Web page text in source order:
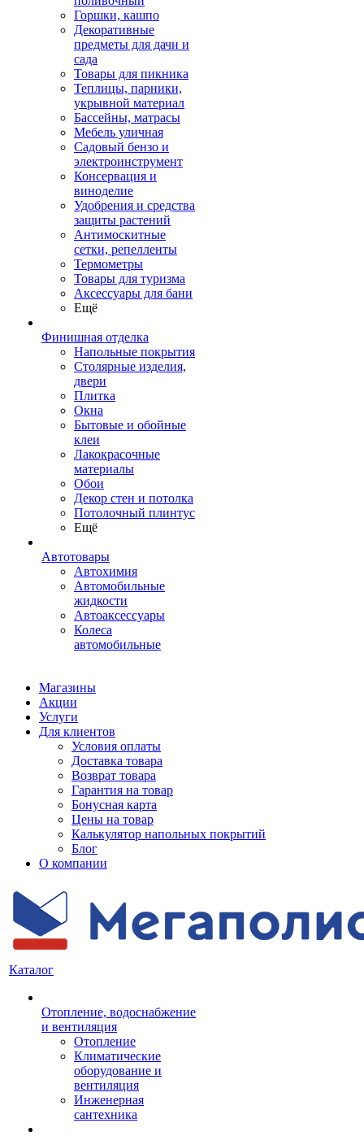
Горшки, кашпо
Декоративные
предметы для дачи и
сада
Товары для пикника
Теплицы, парники,
укрывной материал
Бассейны, матрасы
Мебель уличная
Садовый бензо и
электроинструмент
Консервация и
виноделие
Удобрения и средства
защиты растений
Антимоскитные
сетки, репелленты
Термометры
Товары для туризма
Аксессуары для бани
Ещё
Финишная отделка
Напольные покрытия
Столярные изделия,
двери
Плитка
Окна
Бытовые и обойные
клеи
Лакокрасочные
материалы
Обои
Декор стен и потолка
Потолочный плинтус
Ещё
Автотовары
Автохимия
Автомобильные
жидкости
Автоаксессуары
Колеса
автомобильные
Магазины
Акции
Услуги
Для клиентов
Условия оплаты
Доставка товара
Возврат товара
Гарантия на товар
Бонусная карта
Цены на товар
Калькулятор напольных покрытий
Блог
О компании
Каталог
Отопление, водоснабжение
и вентиляция
Отопление
Климатические
оборудование и
вентиляция
Инженерная
сантехника